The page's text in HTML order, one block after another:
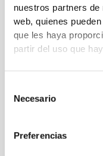
nuestros partners
web, quienes
que les haya
partir del uso que
Necesario
Preferencias
Siente tu
Clásico